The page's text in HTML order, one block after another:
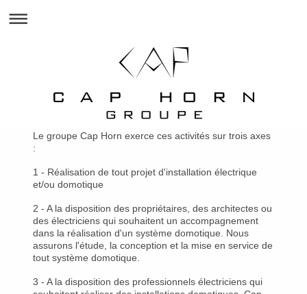
Le groupe Cap Horn exerce ces activités sur trois axes
:
1 - Réalisation de tout projet d'installation électrique
et/ou domotique
2 - A la disposition des propriétaires, des architectes ou
des électriciens qui souhaitent un accompagnement
dans la réalisation d'un système domotique. Nous
assurons l'étude, la conception et la mise en service de
tout système domotique.
3 - A la disposition des professionnels électriciens qui